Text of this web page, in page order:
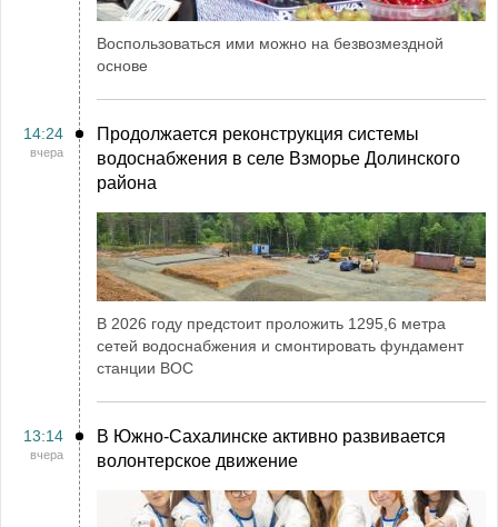
Воспользоваться ими можно на безвозмездной
основе
14:24
вчера
Продолжается реконструкция системы
водоснабжения в селе Взморье Долинского
района
В 2026 году предстоит проложить 1295,6 метра
сетей водоснабжения и смонтировать фундамент
станции ВОС
13:14
вчера
В Южно-Сахалинске активно развивается
волонтерское движение